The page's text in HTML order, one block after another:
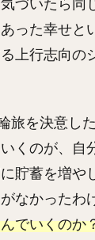
づいたら同
った幸せと
上行志向
旅を決意し
くのが、自
貯蓄を増や
なかったわ
でいくのか